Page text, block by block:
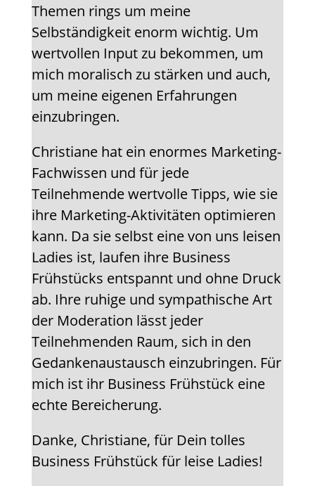
Themen rings um meine
Selbständigkeit enorm wichtig. Um
wertvollen Input zu bekommen, um
mich moralisch zu stärken und auch,
um meine eigenen Erfahrungen
einzubringen.
Christiane hat ein enormes Marketing-
Fachwissen und für jede
Teilnehmende wertvolle Tipps, wie sie
ihre Marketing-Aktivitäten optimieren
kann. Da sie selbst eine von uns leisen
Ladies ist, laufen ihre Business
Frühstücks entspannt und ohne Druck
ab. Ihre ruhige und sympathische Art
der Moderation lässt jeder
Teilnehmenden Raum, sich in den
Gedankenaustausch einzubringen. Für
mich ist ihr Business Frühstück eine
echte Bereicherung.
Danke, Christiane, für Dein tolles
Business Frühstück für leise Ladies!